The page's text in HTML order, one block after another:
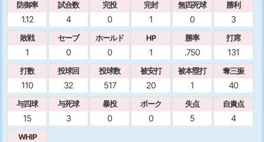
防御率
1.12
試合数
4
完投
0
完封
1
無四死球
0
勝利
3
敗戦
1
セーブ
0
ホールド
0
HP
1
勝率
.750
打席
131
打数
110
投球回
32
投球数
517
被安打
20
被本塁打
1
奪三振
40
与四球
15
与死球
3
暴投
0
ボーク
0
失点
5
自責点
4
WHIP